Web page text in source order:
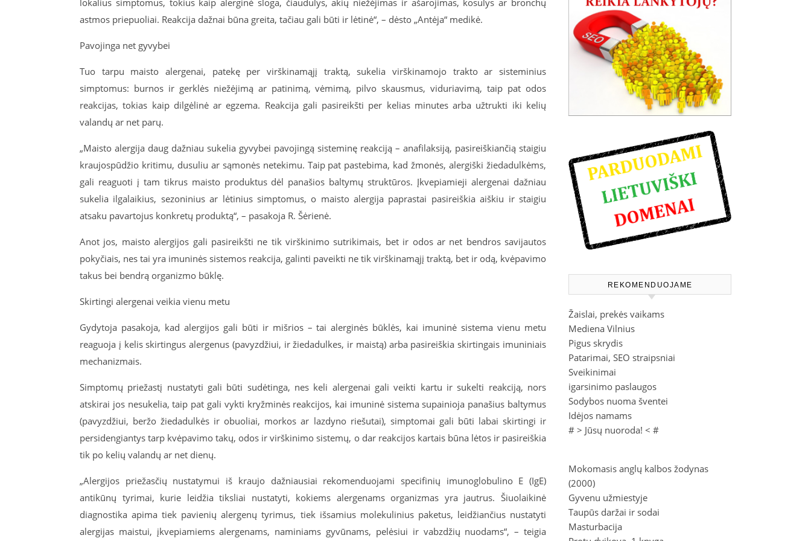
lokalius simptomus, tokius kaip alerginė sloga, čiaudulys, akių niežėjimas ir ašarojimas, kosulys ar bronchų
astmos priepuoliai. Reakcija dažnai būna greita, tačiau gali būti ir lėtinė“, – dėsto „Antėja“ medikė.
Pavojinga net gyvybei
Tuo tarpu maisto alergenai, patekę per virškinamąjį traktą, sukelia virškinamojo trakto ar sisteminius
simptomus: burnos ir gerklės niežėjimą ar patinimą, vėmimą, pilvo skausmus, viduriavimą, taip pat odos
reakcijas, tokias kaip dilgėlinė ar egzema. Reakcija gali pasireikšti per kelias minutes arba užtrukti iki kelių
valandų ar net parų.
„Maisto alergija daug dažniau sukelia gyvybei pavojingą sisteminę reakciją – anafilaksiją, pasireiškiančią staigiu
kraujospūdžio kritimu, dusuliu ar sąmonės netekimu. Taip pat pastebima, kad žmonės, alergiški žiedadulkėms,
gali reaguoti į tam tikrus maisto produktus dėl panašios baltymų struktūros. Įkvepiamieji alergenai dažniau
sukelia ilgalaikius, sezoninius ar lėtinius simptomus, o maisto alergija paprastai pasireiškia aiškiu ir staigiu
atsaku pavartojus konkretų produktą“, – pasakoja R. Šėrienė.
Anot jos, maisto alergijos gali pasireikšti ne tik virškinimo sutrikimais, bet ir odos ar net bendros savijautos
pokyčiais, nes tai yra imuninės sistemos reakcija, galinti paveikti ne tik virškinamąjį traktą, bet ir odą, kvėpavimo
takus bei bendrą organizmo būklę.
Skirtingi alergenai veikia vienu metu
Gydytoja pasakoja, kad alergijos gali būti ir mišrios – tai alerginės būklės, kai imuninė sistema vienu metu
reaguoja į kelis skirtingus alergenus (pavyzdžiui, ir žiedadulkes, ir maistą) arba pasireiškia skirtingais imuniniais
mechanizmais.
Simptomų priežastį nustatyti gali būti sudėtinga, nes keli alergenai gali veikti kartu ir sukelti reakciją, nors
atskirai jos nesukelia, taip pat gali vykti kryžminės reakcijos, kai imuninė sistema supainioja panašius baltymus
(pavyzdžiui, beržo žiedadulkės ir obuoliai, morkos ar lazdyno riešutai), simptomai gali būti labai skirtingi ir
persidengiantys tarp kvėpavimo takų, odos ir virškinimo sistemų, o dar reakcijos kartais būna lėtos ir pasireiškia
tik po kelių valandų ar net dienų.
„Alergijos priežasčių nustatymui iš kraujo dažniausiai rekomenduojami specifinių imunoglobulino E (IgE)
antikūnų tyrimai, kurie leidžia tiksliai nustatyti, kokiems alergenams organizmas yra jautrus. Šiuolaikinė
diagnostika apima tiek pavienių alergenų tyrimus, tiek išsamius molekulinius paketus, leidžiančius nustatyti
alergijas maistui, įkvepiamiems alergenams, naminiams gyvūnams, pelėsiui ir vabzdžių nuodams“, – teigia
REKOMENDUOJAME
Žaislai, prekės vaikams
Mediena Vilnius
Pigus skrydis
Patarimai, SEO straipsniai
Sveikinimai
igarsinimo paslaugos
Sodybos nuoma šventei
Idėjos namams
# > Jūsų nuoroda! < #
Mokomasis anglų kalbos žodynas
(2000)
Gyvenu užmiestyje
Taupūs daržai ir sodai
Masturbacija